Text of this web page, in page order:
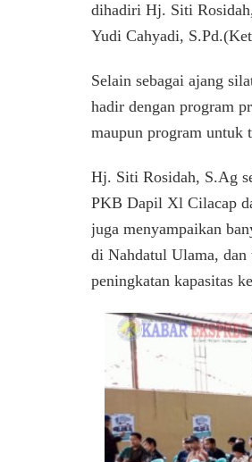
dihadiri Hj. Siti
Yudi Cahyadi,
Selain sebagai ajang
hadir dengan program
maupun program untuk
Hj. Siti Rosidah, S.Ag
PKB Dapil Xl Cilacap
juga menyampaikan
di Nahdatul Ulama, dan
peningkatan kapasitas